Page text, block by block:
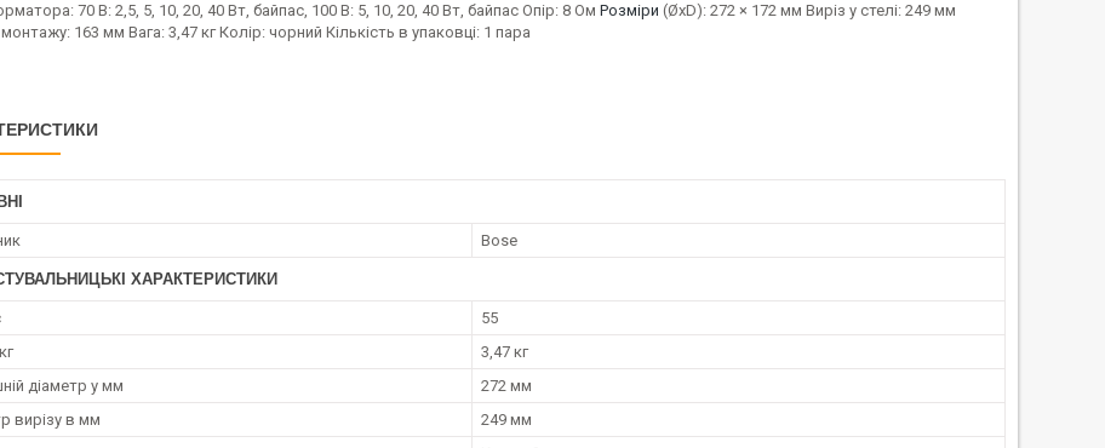
70 В: 2,5, 5, 10, 20, 40 Вт, байпас, 100 В: 5, 10, 20, 40 Вт, байпас Опір: 8 Ом Розміри (ØxD): 272 × 172 мм Виріз у стелі: 249 мм
163 мм Вага: 3,47 кг Колір: чорний Кількість в упаковці: 1 пара
Bose
ХАРАКТЕРИСТИКИ
55
3,47 кг
діаметр у мм
272 мм
вирізу в мм
249 мм